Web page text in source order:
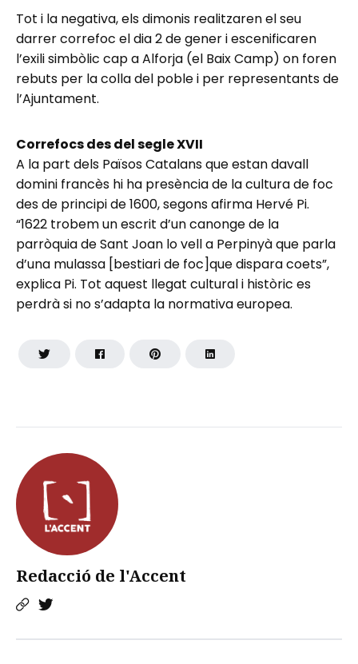
Redacció de l'Accent
Tot i la negativa, els dimonis realitzaren el seu
darrer correfoc el dia 2 de gener i escenificaren
l’exili simbòlic cap a Alforja (el Baix Camp) on foren
rebuts per la colla del poble i per representants de
l’Ajuntament.
Correfocs des del segle XVII
A la part dels Països Catalans que estan davall
domini francès hi ha presència de la cultura de foc
des de principi de 1600, segons afirma Hervé Pi.
“1622 trobem un escrit d’un canonge de la
parròquia de Sant Joan lo vell a Perpinyà que parla
d’una mulassa [bestiari de foc]que dispara coets”,
explica Pi. Tot aquest llegat cultural i històric es
perdrà si no s’adapta la normativa europea.